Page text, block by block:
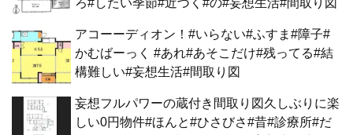
ろ#したい季節#近づく#の#妄想生活#間取り図
アコーーディオン！#いらない#ふすま#障子#
かむばーっく #あれ#あそこだけ#残ってる#結
構難しい#妄想生活#間取り図
妄想フルパワーの蔵付き間取り図久しぶりに楽
しい0円物件#ほんと#ひさびさ#昔#診療所#だ